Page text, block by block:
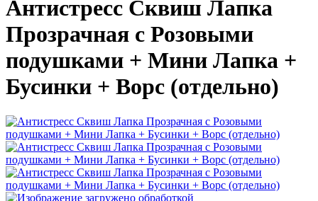
Антистресс Сквиш Лапка
Прозрачная с Розовыми
подушками + Мини Лапка +
Бусинки + Ворс (отдельно)